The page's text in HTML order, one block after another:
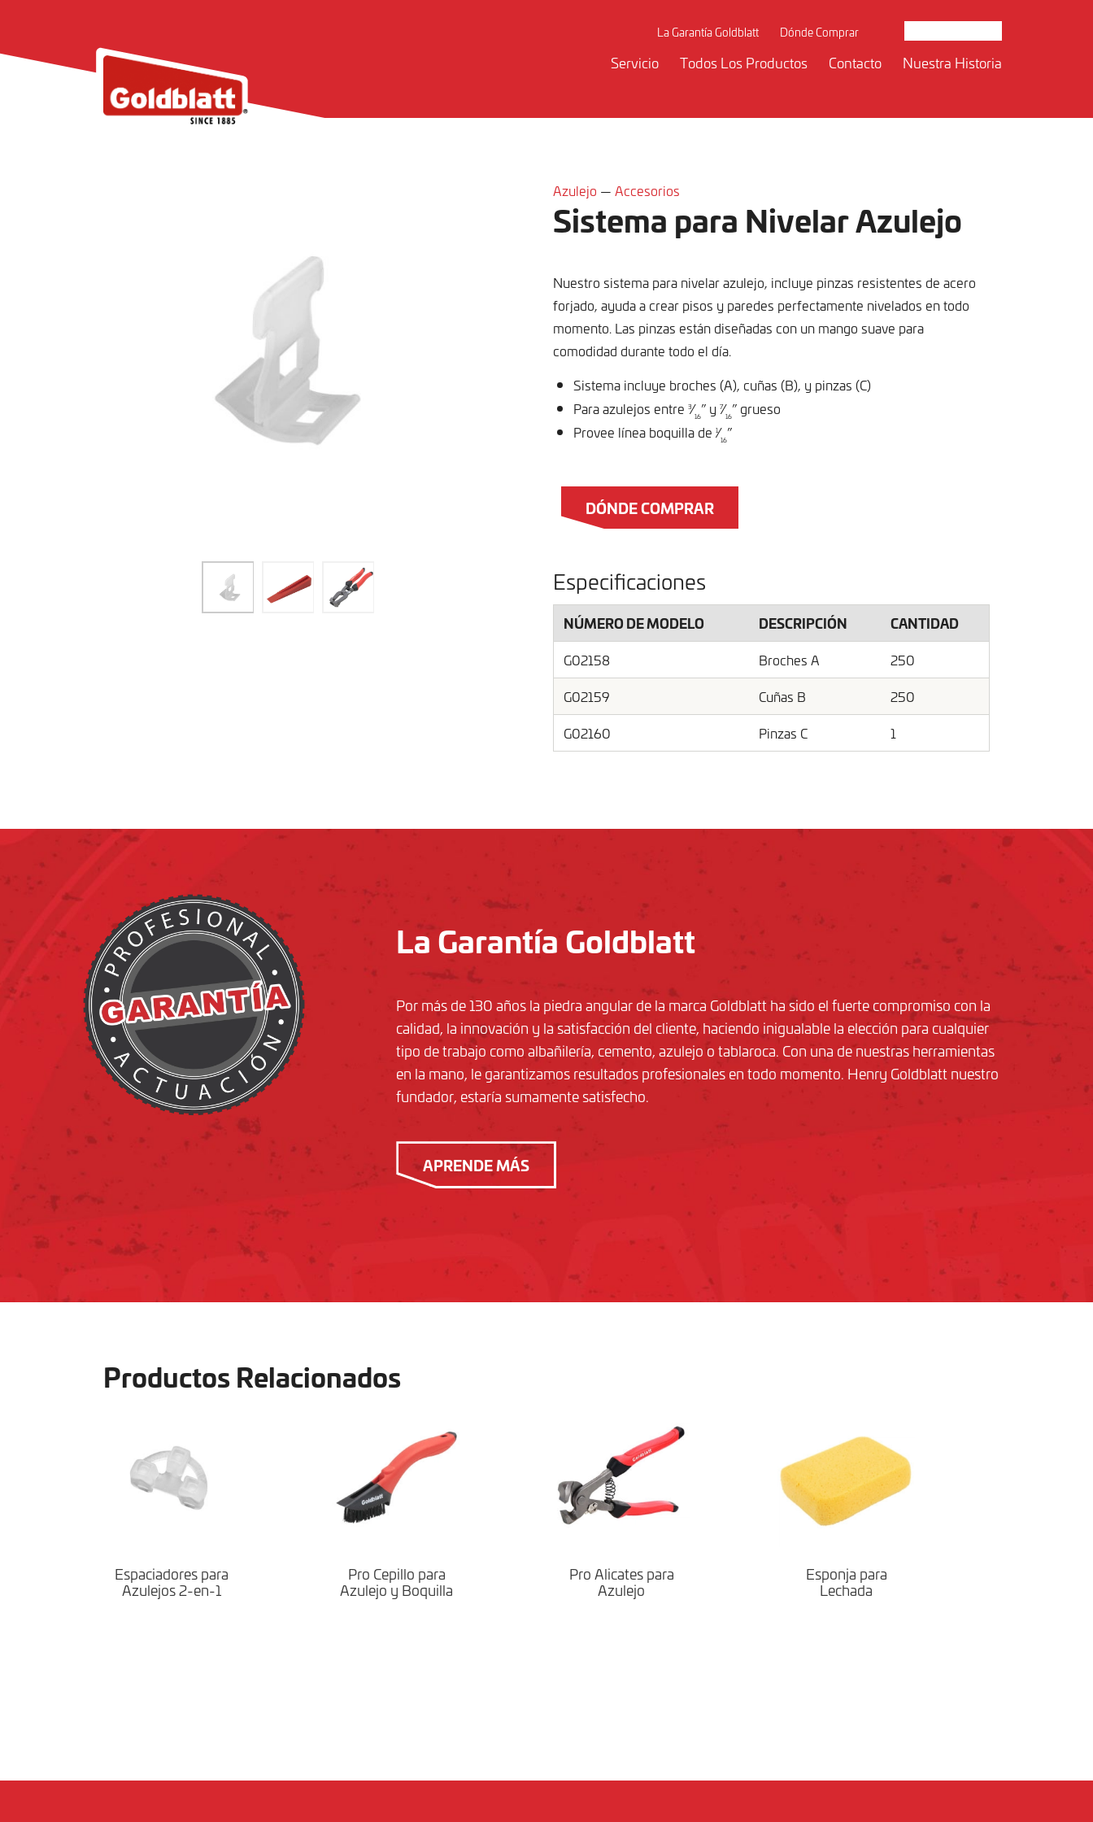
La Garantía Goldblatt Dónde Comprar
Servicio Todos Los Productos Contacto Nuestra Historia
Azulejo — Accesorios
Sistema para Nivelar Azulejo
Nuestro sistema para nivelar azulejo, incluye pinzas resistentes de acero
forjado, ayuda a crear pisos y paredes perfectamente nivelados en todo
momento. Las pinzas están diseñadas con un mango suave para
comodidad durante todo el día.
Sistema incluye broches (A), cuñas (B), y pinzas (C)
Para azulejos entre 3⁄16” y 7⁄16” grueso
Provee línea boquilla de 1⁄16”
DÓNDE COMPRAR
Especificaciones
NÚMERO DE MODELO DESCRIPCIÓN
CANTIDAD
G02158
Broches A
250
G02159
Cuñas B
250
G02160
Pinzas C 1
La Garantía Goldblatt
Por más de 130 años la piedra angular de la marca Goldblatt ha sido el fuerte compromiso con la
calidad, la innovación y la satisfacción del cliente, haciendo inigualable la elección para cualquier
tipo de trabajo como albañilería, cemento, azulejo o tablaroca. Con una de nuestras herramientas
en la mano, le garantizamos resultados profesionales en todo momento. Henry Goldblatt nuestro
fundador, estaría sumamente satisfecho.
APRENDE MÁS
Productos Relacionados
Espaciadores para
Azulejos 2-en-1
Pro Cepillo para
Azulejo y Boquilla
Pro Alicates para
Azulejo
Esponja para
Lechada